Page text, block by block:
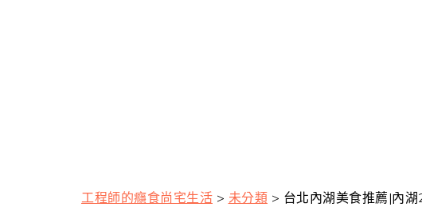
工程師的癮食尚宅生活 > 未分類 > 台北內湖美食推薦|內